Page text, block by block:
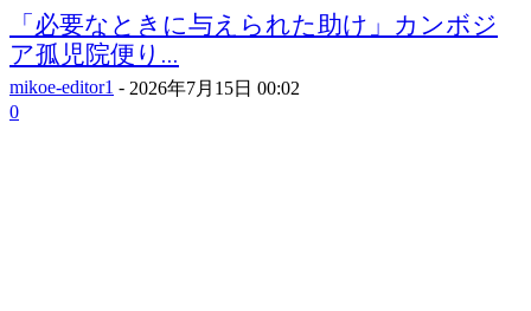
「必要なときに与えられた助け」カンボジ
ア孤児院便り...
mikoe-editor1 - 2026年7月15日 00:02
0